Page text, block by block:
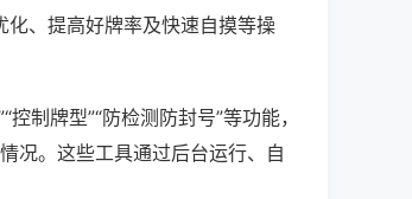
、提高好牌率及快速自摸等操
制牌型”“防检测防封号”等功能，
况。这些工具通过后台运行、自